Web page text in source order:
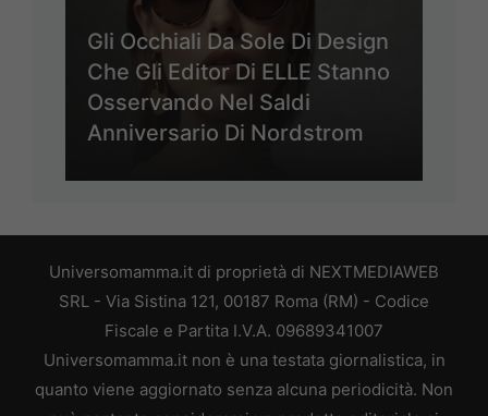
Gli Occhiali Da Sole Di Design
Che Gli Editor Di ELLE Stanno
Osservando Nel Saldi
Anniversario Di Nordstrom
Universomamma.it di proprietà di NEXTMEDIAWEB
SRL - Via Sistina 121, 00187 Roma (RM) - Codice
Fiscale e Partita I.V.A. 09689341007
Universomamma.it non è una testata giornalistica, in
quanto viene aggiornato senza alcuna periodicità. Non